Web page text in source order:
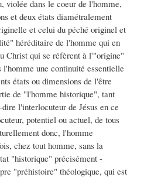
violée dans le coeur de l'homme,
et deux états diamétralement
et celui du péché originel et
héréditaire de l'homme qui en
Christ qui se réfèrent à l'"origine"
l'homme une continuité essentielle
états ou dimensions de l'être
de "l'homme historique", tant
l'interlocuteur de Jésus en ce
potentiel ou actuel, de tous
donc, l'homme
chez tout homme, sans la
"historique" précisément -
"préhistoire" théologique, qui est